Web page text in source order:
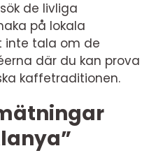
de livliga
på lokala
inte tala om de
där du kan prova
kaffetraditionen.